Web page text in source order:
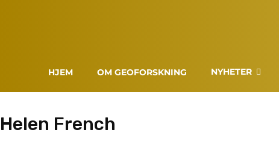
HJEM OM GEOFORSKNING NYHETER
Helen French